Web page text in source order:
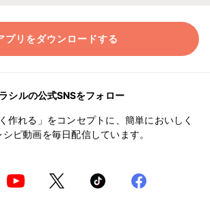
プリをダウンロードする
シルの公式SNSをフォロー
作れる」をコンセプトに、簡単においしく
ピ動画を毎日配信しています。